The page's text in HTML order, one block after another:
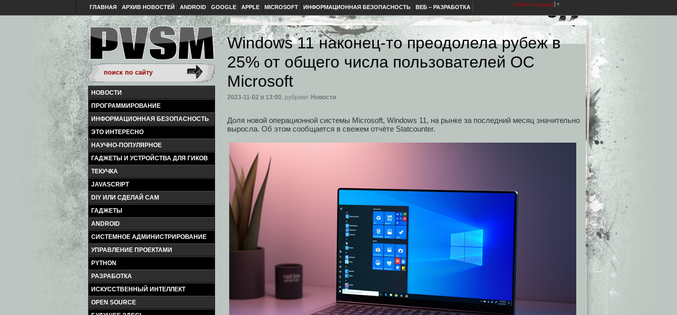
ГЛАВНАЯ АРХИВ НОВОСТЕЙ ANDROID GOOGLE APPLE MICROSOFT ИНФОРМАЦИОННАЯ БЕЗОПАСНОСТЬ ВЕБ – РАЗРАБОТКА Select Language ▼
НОВОСТИ
ПРОГРАММИРОВАНИЕ
ИНФОРМАЦИОННАЯ БЕЗОПАСНОСТЬ
ЭТО ИНТЕРЕСНО
НАУЧНО-ПОПУЛЯРНОЕ
ГАДЖЕТЫ И УСТРОЙСТВА ДЛЯ ГИКОВ
ТЕКУЧКА
JAVASCRIPT
DIY ИЛИ СДЕЛАЙ САМ
ГАДЖЕТЫ
ANDROID
СИСТЕМНОЕ АДМИНИСТРИРОВАНИЕ
УПРАВЛЕНИЕ ПРОЕКТАМИ
PYTHON
РАЗРАБОТКА
ИСКУССТВЕННЫЙ ИНТЕЛЛЕКТ
OPEN SOURCE
Windows 11 наконец-то преодолела рубеж в
25% от общего числа пользователей ОС
Microsoft
2023-11-02 в 13:00, рубрики: Новости
Доля новой операционной системы Microsoft, Windows 11, на рынке за последний месяц значительно
выросла. Об этом сообщается в свежем отчёте Statcounter.